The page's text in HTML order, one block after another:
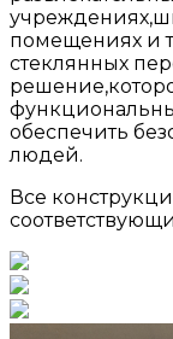
помещениях и
стеклянных
обеспечить
людей.
Все